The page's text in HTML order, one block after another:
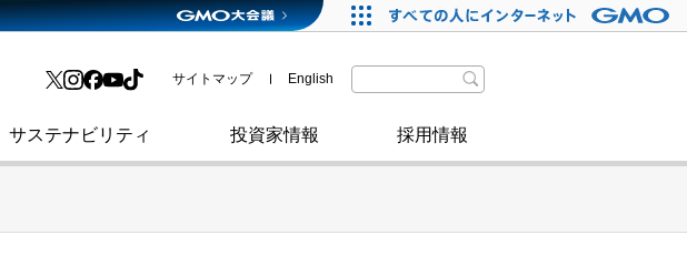
渋谷フクラス入館方法
取材のお申し込みについて
その他
サステナビリティ
SDGsへの取り組み
政府・自治体からの認定
投資家情報
格付・社債情報
採用情報
サイトマップ English